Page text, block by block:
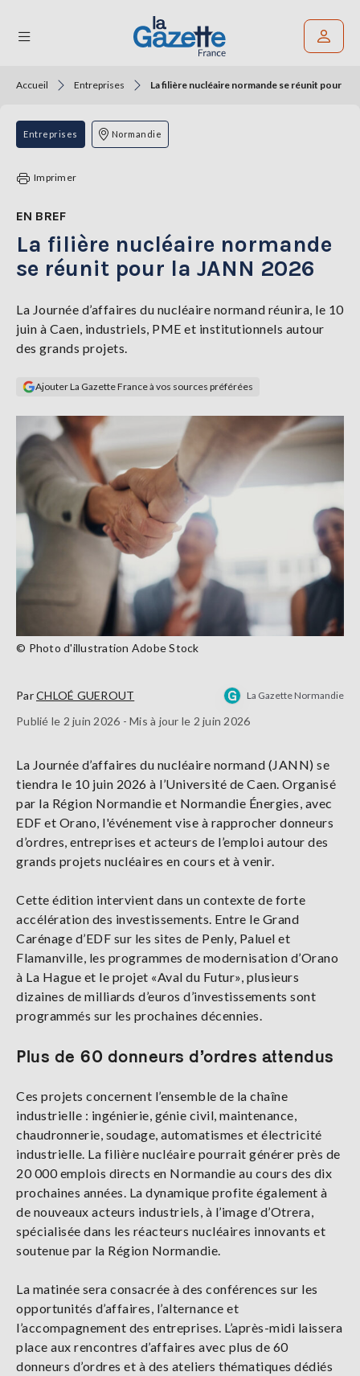
THÉMATIQUES
RÉGIONS
TENDANCES
SERVICES
GAZETTE
connecter
S'abonner
Accueil Entreprises La filière nucléaire normande se réunit pour la
Entreprises Normandie
Imprimer
EN BREF
La filière nucléaire normande
se réunit pour la JANN 2026
La Journée d’affaires du nucléaire normand réunira, le 10
juin à Caen, industriels, PME et institutionnels autour
des grands projets.
Ajouter La Gazette France à vos sources préférées
© Photo d'illustration Adobe Stock
ParCHLOÉ GUEROUT La Gazette Normandie
Publié le 2 juin 2026 - Mis à jour le 2 juin 2026
La Journée d’affaires du nucléaire normand (JANN) se
tiendra le 10 juin 2026 à l’Université de Caen. Organisé
par la Région Normandie et Normandie Énergies, avec
EDF et Orano, l'événement vise à rapprocher donneurs
d’ordres, entreprises et acteurs de l’emploi autour des
grands projets nucléaires en cours et à venir.
Cette édition intervient dans un contexte de forte
accélération des investissements. Entre le Grand
Carénage d’EDF sur les sites de Penly, Paluel et
Flamanville, les programmes de modernisation d’Orano
à La Hague et le projet «Aval du Futur», plusieurs
dizaines de milliards d’euros d’investissements sont
programmés sur les prochaines décennies.
Plus de 60 donneurs d’ordres attendus
Ces projets concernent l’ensemble de la chaîne
industrielle : ingénierie, génie civil, maintenance,
chaudronnerie, soudage, automatismes et électricité
industrielle. La filière nucléaire pourrait générer près de
20 000 emplois directs en Normandie au cours des dix
prochaines années. La dynamique profite également à
de nouveaux acteurs industriels, à l’image d’Otrera,
spécialisée dans les réacteurs nucléaires innovants et
soutenue par la Région Normandie.
La matinée sera consacrée à des conférences sur les
opportunités d’affaires, l’alternance et
l’accompagnement des entreprises. L’après-midi laissera
place aux rencontres d’affaires avec plus de 60
donneurs d’ordres et à des ateliers thématiques dédiés